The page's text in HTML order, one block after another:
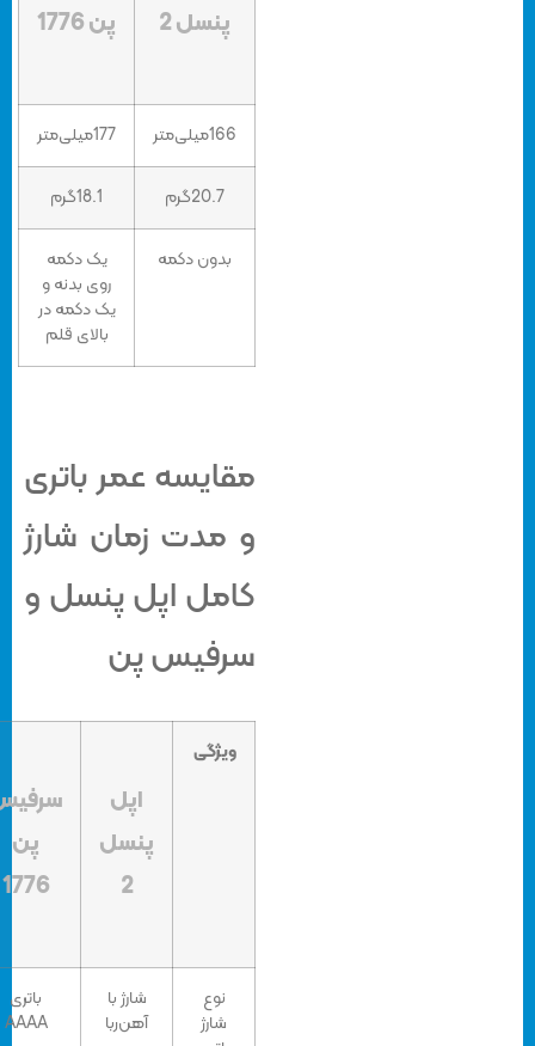
پن 1776
177میلی‌متر
18.1گرم
یک دکمه
مقایسه عمر باتری
و مدت زمان شارژ
کامل اپل پنسل و
سرفیس پن
سرفیس
پن
1776
شارژ با
آهن‌ربا
باتری
AAAA